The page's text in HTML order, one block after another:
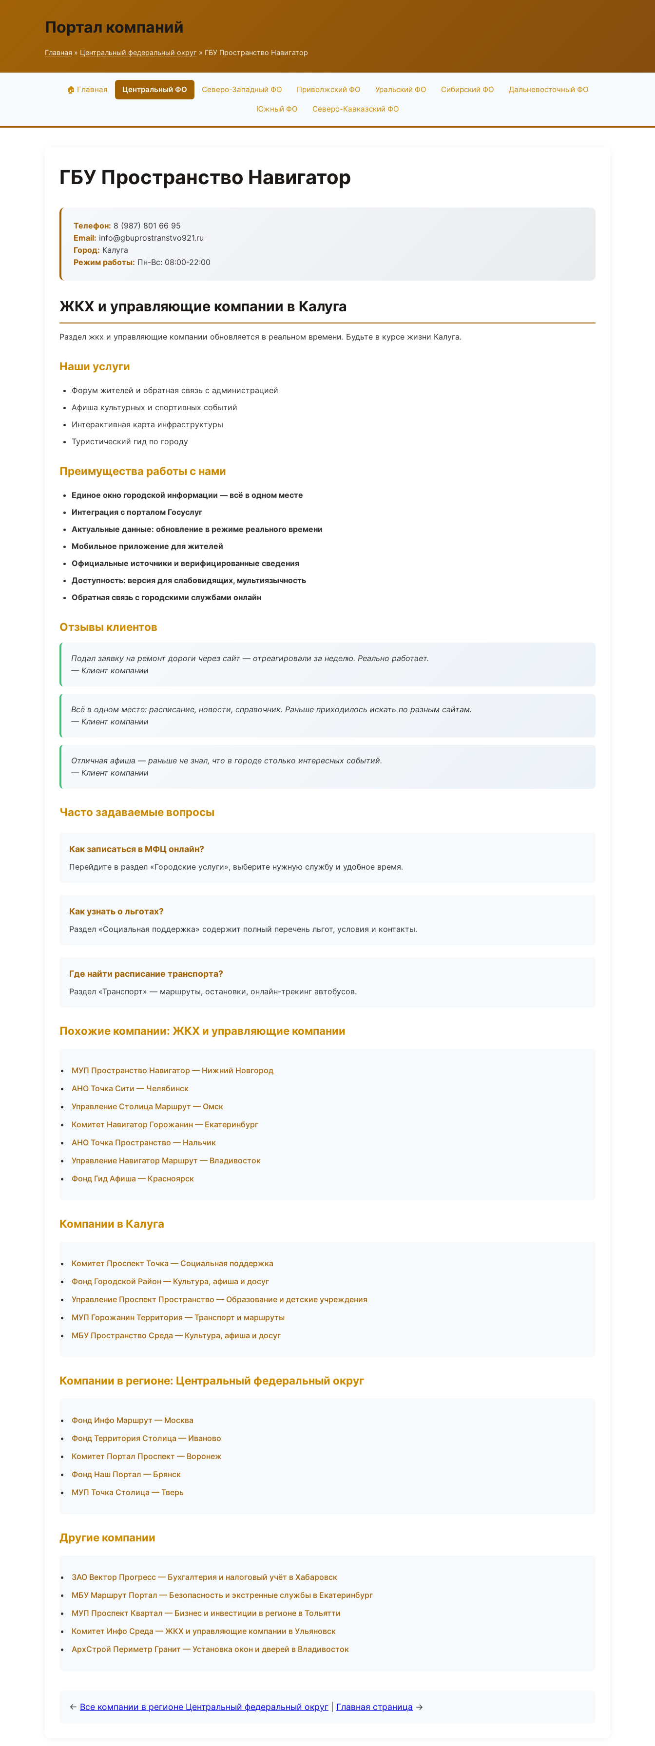
Портал компаний
Главная » Центральный федеральный округ » ГБУ Пространство Навигатор
🏠 Главная Центральный ФО Северо-Западный ФО Приволжский ФО Уральский ФО Сибирский ФО Дальневосточный ФО
Южный ФО Северо-Кавказский ФО
ГБУ Пространство Навигатор
Телефон: 8 (987) 801 66 95
Email: info@gbuprostranstvo921.ru
Город: Калуга
Режим работы: Пн-Вс: 08:00-22:00
ЖКХ и управляющие компании в Калуга
Раздел жкх и управляющие компании обновляется в реальном времени. Будьте в курсе жизни Калуга.
Наши услуги
Форум жителей и обратная связь с администрацией
Афиша культурных и спортивных событий
Интерактивная карта инфраструктуры
Туристический гид по городу
Преимущества работы с нами
Единое окно городской информации — всё в одном месте
Интеграция с порталом Госуслуг
Актуальные данные: обновление в режиме реального времени
Мобильное приложение для жителей
Официальные источники и верифицированные сведения
Доступность: версия для слабовидящих, мультиязычность
Обратная связь с городскими службами онлайн
Отзывы клиентов
Подал заявку на ремонт дороги через сайт — отреагировали за неделю. Реально работает.
— Клиент компании
Всё в одном месте: расписание, новости, справочник. Раньше приходилось искать по разным сайтам.
— Клиент компании
Отличная афиша — раньше не знал, что в городе столько интересных событий.
— Клиент компании
Часто задаваемые вопросы
Как записаться в МФЦ онлайн?
Перейдите в раздел «Городские услуги», выберите нужную службу и удобное время.
Как узнать о льготах?
Раздел «Социальная поддержка» содержит полный перечень льгот, условия и контакты.
Где найти расписание транспорта?
Раздел «Транспорт» — маршруты, остановки, онлайн-трекинг автобусов.
Похожие компании: ЖКХ и управляющие компании
МУП Пространство Навигатор — Нижний Новгород
АНО Точка Сити — Челябинск
Управление Столица Маршрут — Омск
Комитет Навигатор Горожанин — Екатеринбург
АНО Точка Пространство — Нальчик
Управление Навигатор Маршрут — Владивосток
Фонд Гид Афиша — Красноярск
Компании в Калуга
Комитет Проспект Точка — Социальная поддержка
Фонд Городской Район — Культура, афиша и досуг
Управление Проспект Пространство — Образование и детские учреждения
МУП Горожанин Территория — Транспорт и маршруты
МБУ Пространство Среда — Культура, афиша и досуг
Компании в регионе: Центральный федеральный округ
Фонд Инфо Маршрут — Москва
Фонд Территория Столица — Иваново
Комитет Портал Проспект — Воронеж
Фонд Наш Портал — Брянск
МУП Точка Столица — Тверь
Другие компании
ЗАО Вектор Прогресс — Бухгалтерия и налоговый учёт в Хабаровск
МБУ Маршрут Портал — Безопасность и экстренные службы в Екатеринбург
МУП Проспект Квартал — Бизнес и инвестиции в регионе в Тольятти
Комитет Инфо Среда — ЖКХ и управляющие компании в Ульяновск
АрхСтрой Периметр Гранит — Установка окон и дверей в Владивосток
← Все компании в регионе Центральный федеральный округ Главная страница →